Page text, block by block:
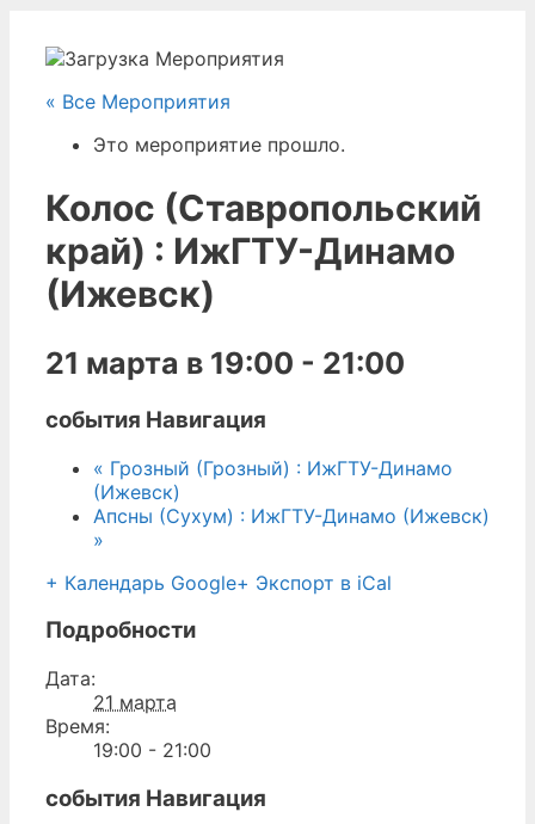
« Все Мероприятия
Это мероприятие прошло.
Колос (Ставропольский
край) : ИжГТУ-Динамо
(Ижевск)
21 марта в 19:00 - 21:00
события Навигация
« Грозный (Грозный) : ИжГТУ-Динамо
(Ижевск)
Апсны (Сухум) : ИжГТУ-Динамо (Ижевск)
»
+ Календарь Google+ Экспорт в iCal
Подробности
Дата:
21 марта
Время:
19:00 - 21:00
события Навигация